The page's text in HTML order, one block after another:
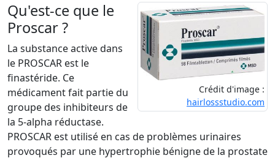
Crédit d'image :
hairlossstudio.com
Qu'est-ce que le
Proscar ?
La substance active dans
le PROSCAR est le
finastéride. Ce
médicament fait partie du
groupe des inhibiteurs de
la 5-alpha réductase.
PROSCAR est utilisé en cas de problèmes urinaires
provoqués par une hypertrophie bénigne de la prostate